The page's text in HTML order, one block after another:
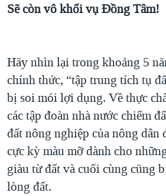
Sẽ còn vô khối vụ Đồng Tâm!
Hãy nhìn lại trong khoảng 5
chính thức, “tập trung tích tụ
bị soi mói lợi dụng. Về thực
các tập đoàn nhà nước chiếm
đất nông nghiệp của nông dân
cực kỳ màu mỡ dành cho
giàu từ đất và cuối cùng cũng
lòng đất.